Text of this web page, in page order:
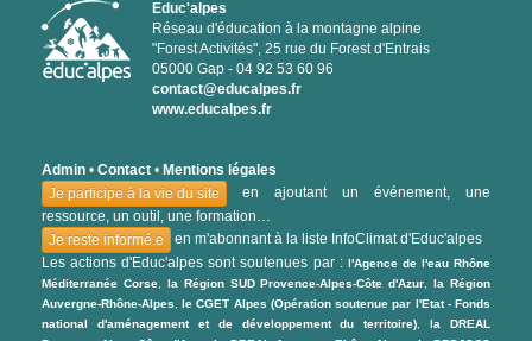
Educ'alpes
Réseau d'éducation à la montagne alpine
"Forest Activités", 25 rue du Forest d'Entrais
05000 Gap - 04 92 53 60 96
contact@educalpes.fr
www.educalpes.fr
Admin • Contact • Mentions légales
Je participe à la vie du site
en ajoutant un événement, une
ressource, un outil, une formation…
Je reste informé.e
en m'abonnant à la liste InfoClimat d'Educ'alpes
Les actions d'Educ'alpes sont soutenues par : l'Agence de l'eau Rhône
Méditerranée Corse, la Région SUD Provence-Alpes-Côte d'Azur ,la Région
Auvergne-Rhône-Alpes ,le CGET Alpes (Opération soutenue par l'Etat - Fonds
national d'aménagement et de développement du territoire) ,la DREAL